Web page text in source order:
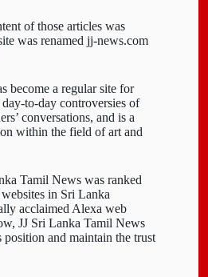
of those articles was
was renamed jj-news.com
become a regular site for
to-day controversies of
conversations, and is a
within the field of art and
Tamil News was ranked
in Sri Lanka
acclaimed Alexa web
JJ Sri Lanka Tamil News
position and maintain the trust